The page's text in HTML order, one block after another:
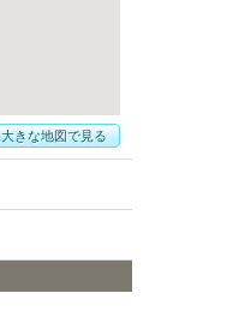
大きな地図で見る